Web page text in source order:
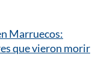
Marruecos:
que vieron morir